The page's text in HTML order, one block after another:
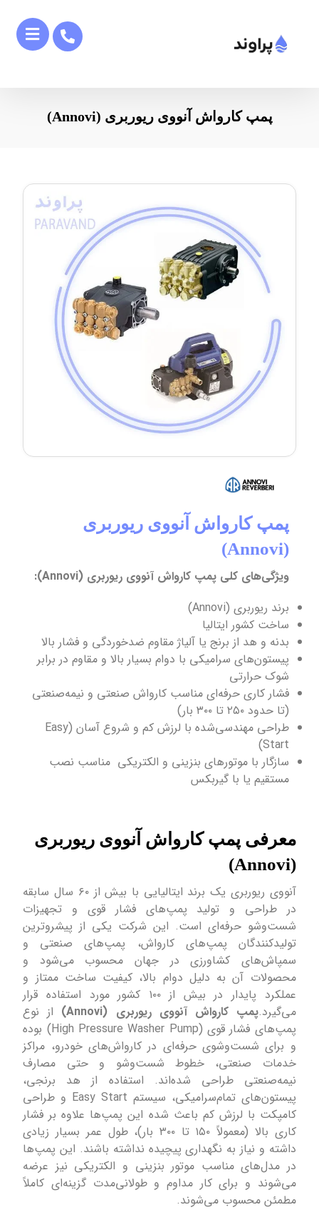
پمپ کارواش آنووی ریوربری (Annovi)
پمپ کارواش آنووی ریوربری
(Annovi)
ویژگی‌های کلی پمپ کارواش آنووی ریوربری (Annovi):
برند ریوربری (Annovi)
ساخت کشور ایتالیا
بدنه و هد از برنج یا آلیاژ مقاوم ضدخوردگی و فشار بالا
پیستون‌های سرامیکی با دوام بسیار بالا و مقاوم در برابر
شوک حرارتی
فشار کاری حرفه‌ای مناسب کارواش صنعتی و نیمه‌صنعتی
(تا حدود ۲۵۰ تا ۳۰۰ بار)
طراحی مهندسی‌شده با لرزش کم و شروع آسان (Easy
Start)
سازگار با موتورهای بنزینی و الکتریکی مناسب نصب
مستقیم یا با گیربکس
معرفی پمپ کارواش آنووی ریوربری
(Annovi)
آنووی ریوربری یک برند ایتالیایی با بیش از ۶۰ سال سابقه
در طراحی و تولید پمپ‌های فشار قوی و تجهیزات
شست‌وشو حرفه‌ای است. این شرکت یکی از پیشروترین
تولیدکنندگان پمپ‌های کارواش، پمپ‌های صنعتی و
سمپاش‌های کشاورزی در جهان محسوب می‌شود و
محصولات آن به دلیل دوام بالا، کیفیت ساخت ممتاز و
عملکرد پایدار در بیش از ۱۰۰ کشور مورد استفاده قرار
می‌گیرد.پمپ کارواش آنووی ریوربری (Annovi)
از نوع
پمپ‌های فشار قوی (High Pressure Washer Pump) بوده
و برای شست‌وشوی حرفه‌ای در کارواش‌های خودرو، مراکز
خدمات صنعتی، خطوط شست‌وشو و حتی مصارف
نیمه‌صنعتی طراحی شده‌اند. استفاده از هد برنجی،
پیستون‌های تمام‌سرامیکی، سیستم Easy Start و طراحی
کامپکت با لرزش کم باعث شده این پمپ‌ها علاوه بر فشار
کاری بالا (معمولاً ۱۵۰ تا ۳۰۰ بار)، طول عمر بسیار زیادی
داشته و نیاز به نگهداری پیچیده نداشته باشند. این پمپ‌ها
در مدل‌های مناسب موتور بنزینی و الکتریکی نیز عرضه
می‌شوند و برای کار مداوم و طولانی‌مدت گزینه‌ای کاملاً
مطمئن محسوب می‌شوند.